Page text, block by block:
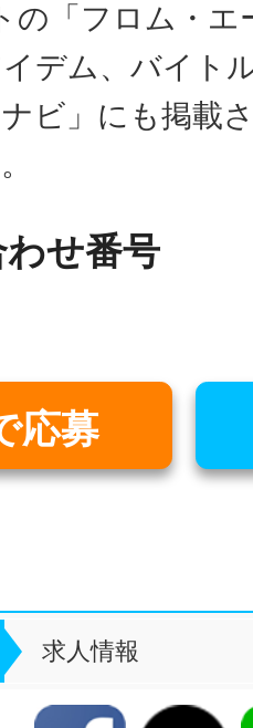
の「フロム・
デム、バイト
ビ」にも掲載
せ番号
応募
求人情報